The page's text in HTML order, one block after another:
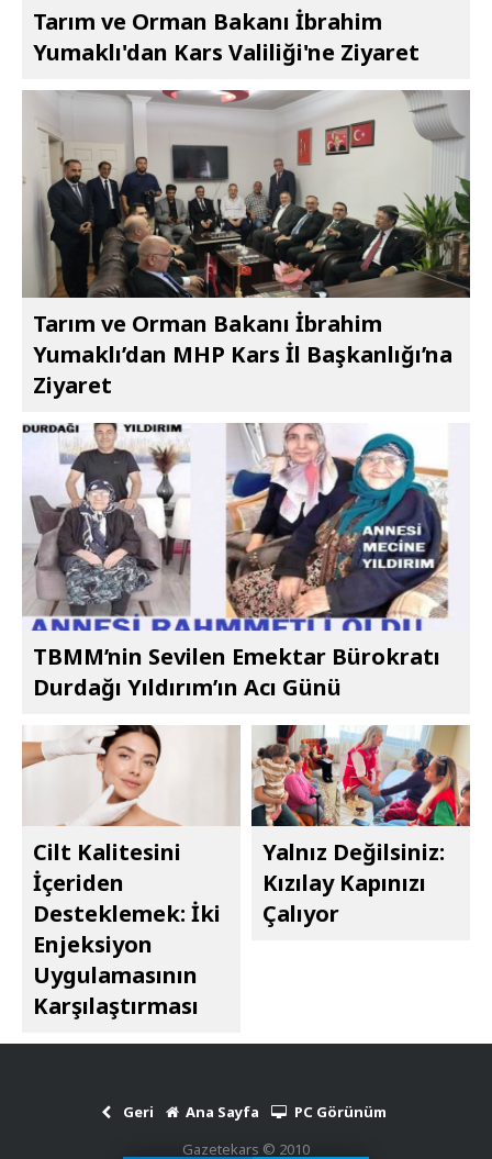
Tarım ve Orman Bakanı İbrahim
Yumaklı'dan Kars Valiliği'ne Ziyaret
Tarım ve Orman Bakanı İbrahim
Yumaklı’dan MHP Kars İl Başkanlığı’na
Ziyaret
TBMM’nin Sevilen Emektar Bürokratı
Durdağı Yıldırım’ın Acı Günü
Cilt Kalitesini
İçeriden
Desteklemek: İki
Enjeksiyon
Uygulamasının
Karşılaştırması
Yalnız Değilsiniz:
Kızılay Kapınızı
Çalıyor
Geri Ana Sayfa
PC Görünüm
Gazetekars © 2010